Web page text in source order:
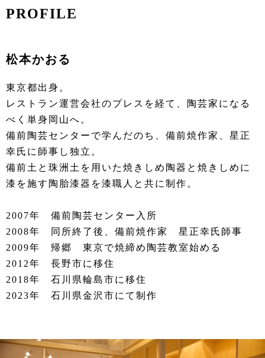
PROFILE
松本かおる
東京都出身。
レストラン運営会社のプレスを経て、陶芸家になる
べく単身岡山へ。
備前陶芸センターで学んだのち、備前焼作家、星正
幸氏に師事し独立。
備前土と珠洲土を用いた焼きしめ陶器と焼きしめに
漆を施す陶胎漆器を漆職人と共に制作。
2007年 備前陶芸センター入所
2008年 同所終了後、備前焼作家 星正幸氏師事
2009年 帰郷 東京で焼締め陶芸教室始める
2012年 長野市に移住
2018年 石川県輪島市に移住
2023年 石川県金沢市にて制作